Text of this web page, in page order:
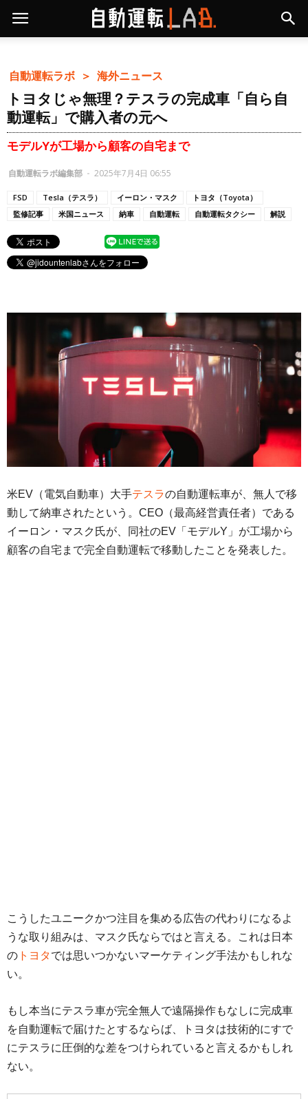
自動運転ラボ ＞ 海外ニュース
トヨタじゃ無理？テスラの完成車「自ら自
動運転」で購入者の元へ
モデルYが工場から顧客の自宅まで
自動運転ラボ編集部 - 2025年7月4日 06:55
FSD Tesla（テスラ） イーロン・マスク
トヨタ（Toyota）
監修記事
米国ニュース 納車 自動運転 自動運転タクシー 解説
米EV（電気自動車）大手テスラの自動運転車が、無人で移
動して納車されたという。CEO（最高経営責任者）である
イーロン・マスク氏が、同社のEV「モデルY」が工場から
顧客の自宅まで完全自動運転で移動したことを発表した。
こうしたユニークかつ注目を集める広告の代わりになるよ
うな取り組みは、マスク氏ならではと言える。これは日本
の トヨタでは思いつかないマーケティング手法かもしれな
い。
もし本当にテスラ車が完全無人で遠隔操作もなしに完成車
を自動運転で届けたとするならば、トヨタは技術的にすで
にテスラに圧倒的な差をつけられていると言えるかもしれ
ない。